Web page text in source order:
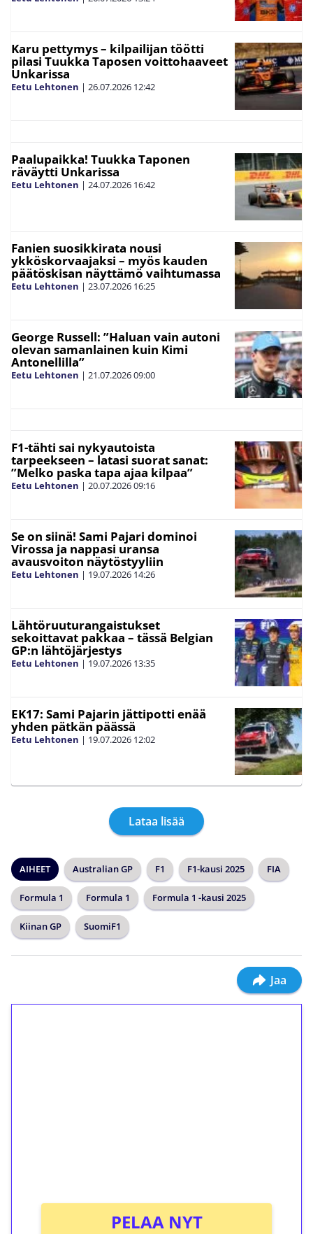
Karu pettymys – kilpailijan töötti
pilasi Tuukka Taposen voittohaaveet
Unkarissa
Eetu Lehtonen | 26.07.2026 12:42
Paalupaikka! Tuukka Taponen
räväytti Unkarissa
Eetu Lehtonen | 24.07.2026 16:42
Fanien suosikkirata nousi
ykköskorvaajaksi – myös kauden
päätöskisan näyttämö vaihtumassa
Eetu Lehtonen | 23.07.2026 16:25
George Russell: ”Haluan vain autoni
olevan samanlainen kuin Kimi
Antonellilla”
Eetu Lehtonen | 21.07.202609:00
F1-tähti sai nykyautoista
tarpeekseen – latasi suorat sanat:
”Melko paska tapa ajaa kilpaa”
Eetu Lehtonen | 20.07.202609:16
Se on siinä! Sami Pajari dominoi
Virossa ja nappasi uransa
avausvoiton näytöstyyliin
Eetu Lehtonen | 19.07.2026 14:26
Lähtöruuturangaistukset
sekoittavat pakkaa – tässä Belgian
GP:n lähtöjärjestys
Eetu Lehtonen | 19.07.2026 13:35
EK17: Sami Pajarin jättipotti enää
yhden pätkän päässä
Eetu Lehtonen | 19.07.2026 12:02
Lataa lisää
AIHEET Australian GP F1 F1-kausi 2025 FIA
Formula 1 Formula 1 Formula 1 -kausi 2025
Kiinan GP SuomiF1
Jaa
PELAA NYT